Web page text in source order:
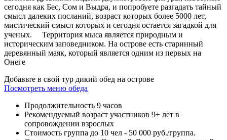
сегодня как Бес, Сом и Выдра, и попробуете разгадать тайный
смысл далеких посланий, возраст которых более 5000 лет,
мистический смысл которых и сегодня остается загадкой для
ученых. ⠀ Территория мыса является природным и
историческим заповедником. На острове есть старинный
деревянный маяк, который является одним из первых на
Онеге
Добавьте в свой тур дикий обед на острове
Посмотреть меню обеда
Продолжительность 9 часов
Рекомендуемый возраст участников 9+ лет в
сопровождении взрослых
Стоимость группа до 10 чел - 50 000 руб./группа.